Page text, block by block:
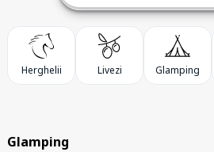
Herghelii Livezi Glamping
Glamping